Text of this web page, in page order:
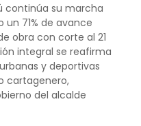
continúa su marcha
71% de avance
obra con corte al 21
integral se reafirma
y deportivas
cartagenero,
del alcalde